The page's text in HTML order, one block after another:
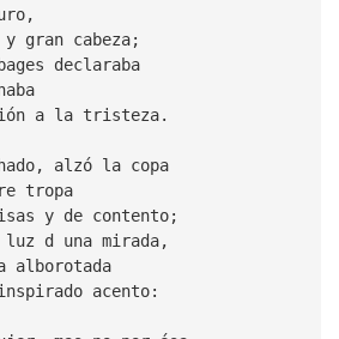
y gran cabeza;
declaraba
a la tristeza.
alzó la copa
tropa
y de contento;
d una mirada,
alborotada
acento: